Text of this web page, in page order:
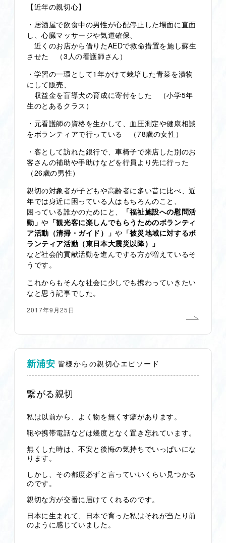
【近年の親切心】
・居酒屋で飲食中の男性が心配停止した場面に直面
し、心臓マッサージや気道確保、
近くのお店から借りたAEDで救命措置を施し蘇生
させた （3人の看護師さん）
・学習の一環として1年かけて栽培した青菜を漬物
にして販売、
収益金を盲導犬の育成に寄付をした （小学5年
生のとあるクラス）
・元看護師の資格を生かして、血圧測定や健康相談
をボランティアで行っている （78歳の女性）
・客として訪れた銀行で、車椅子で来店した別のお
客さんの補助や手助けなどを行員より先に行った
（26歳の男性）
親切の対象者が子どもや高齢者に多い昔に比べ、近
年では身近に困っている人はもちろんのこと、
困っている誰かのためにと、
「福祉施設への慰問活
動」や 「観光客に楽しんでもらうためのボランティ
ア活動（清掃・ガイド）」や 「被災地域に対するボ
ランティア活動（東日本大震災以降）」
など社会的貢献活動を進んでする方が増えているそ
うです。
これからもそんな社会に少しでも携わっていきたい
なと思う記事でした。
2017年9月25日
新浦安 皆様からの親切心エピソード
繋がる親切
私は以前から、よく物を無くす癖があります。
鞄や携帯電話などは幾度となく置き忘れています。
無くした時は、不安と後悔の気持ちでいっぱいにな
ります。
しかし、その都度必ずと言っていいくらい見つかる
のです。
親切な方が交番に届けてくれるのです。
日本に生まれて、日本で育った私はそれが当たり前
のように感じていました。